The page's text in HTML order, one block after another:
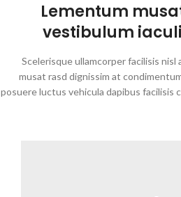
Lementum
vestibulum
Scelerisque ullamcorper facilisis nisl
musat rasd dignissim at
posuere luctus vehicula dapibus facilisis